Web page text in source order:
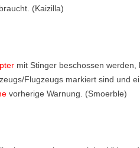
(Kaizilla)
mit Stinger beschossen
Flugzeugs markiert sind und
vorherige Warnung. (Smoerble)